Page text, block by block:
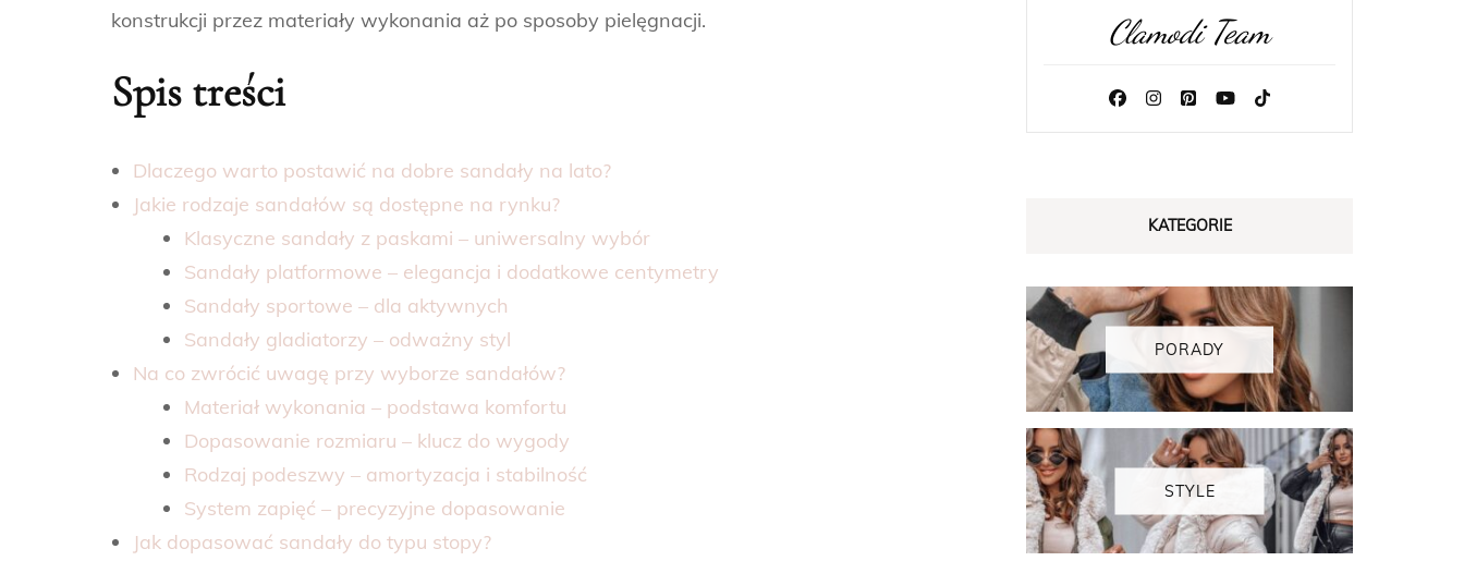
konstrukcji przez materiały wykonania aż po sposoby pielęgnacji.
Spis treści
Dlaczego warto postawić na dobre sandały na lato?
Jakie rodzaje sandałów są dostępne na rynku?
Klasyczne sandały z paskami – uniwersalny wybór
Sandały platformowe – elegancja i dodatkowe centymetry
Sandały sportowe – dla aktywnych
Sandały gladiatorzy – odważny styl
Na co zwrócić uwagę przy wyborze sandałów?
Materiał wykonania – podstawa komfortu
Dopasowanie rozmiaru – klucz do wygody
Rodzaj podeszwy – amortyzacja i stabilność
System zapięć – precyzyjne dopasowanie
Jak dopasować sandały do typu stopy?
Clamodi Team
KATEGORIE
PORADY
STYLE